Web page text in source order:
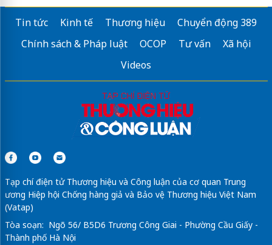
Tin tức Kinh tế Thương hiệu
Chuyển động 389
Chính sách & Pháp luật
OCOP Tư vấn
Xã hội
Videos
Tạp chí điện tử Thương hiệu và Công luận của cơ quan Trung
ương Hiệp hội Chống hàng giả và Bảo vệ Thương hiệu Việt Nam
(Vatap)
Tòa soạn: Ngõ 56/ B5D6 Trương Công Giai - Phường Cầu Giấy -
Thành phố Hà Nội